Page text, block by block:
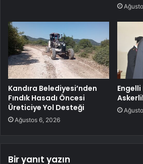
Kandıra Belediyesi’nden
Fındık Hasadı Öncesi
Üreticiye Yol Desteği
Ağustos 6, 2026
Bir yanıt yazın